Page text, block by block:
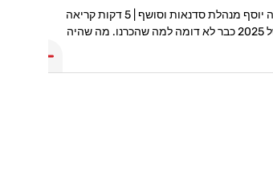
מאת: טליה יוסף מנהלת סדנאות וסושף | 5 דקות קריאה
המטבח של 2025 כבר לא דומה למה שהכרנו. מה שהיה